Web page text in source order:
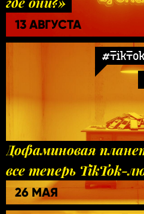
13 АВГУСТА
#TikTok
Дофаминовая
все теперь TikTok-
26 МАЯ